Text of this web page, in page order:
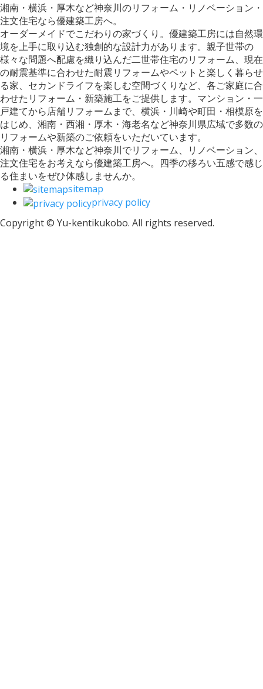
湘南・横浜・厚木など神奈川のリフォーム・リノベーション・
注文住宅なら優建築工房へ。
オーダーメイドでこだわりの家づくり。優建築工房には自然環
境を上手に取り込む独創的な設計力があります。親子世帯の
様々な問題へ配慮を織り込んだ二世帯住宅のリフォーム、現在
の耐震基準に合わせた耐震リフォームやペットと楽しく暮らせ
る家、セカンドライフを楽しむ空間づくりなど、各ご家庭に合
わせたリフォーム・新築施工をご提供します。マンション・一
戸建てから店舗リフォームまで、横浜・川崎や町田・相模原を
はじめ、湘南・西湘・厚木・海老名など神奈川県広域で多数の
リフォームや新築のご依頼をいただいています。
湘南・横浜・厚木など神奈川でリフォーム、リノベーション、
注文住宅をお考えなら優建築工房へ。四季の移ろい五感で感じ
る住まいをぜひ体感しませんか。
sitemap
privacy policy
Copyright © Yu-kentikukobo. All rights reserved.